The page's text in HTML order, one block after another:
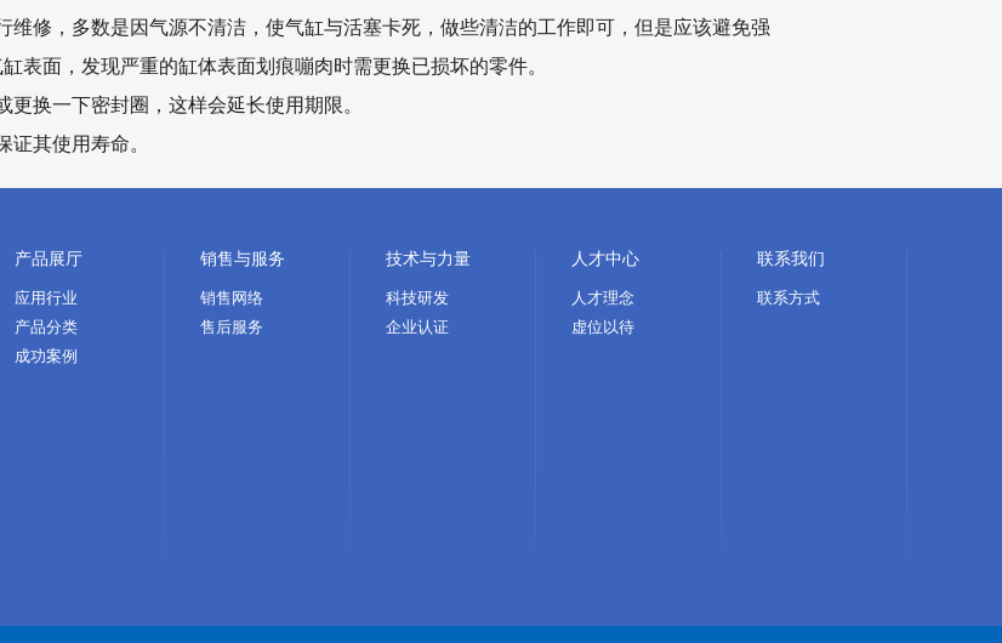
修，多数是因气源不清洁，使气缸与活塞卡死，做些清洁的工作即可，但是应该避免强
表面，发现严重的缸体表面划痕嘣肉时需更换已损坏的零件。
换一下密封圈，这样会延长使用期限。
其使用寿命。
产品展厅
应用行业
产品分类
成功案例
销售与服务
销售网络
售后服务
技术与力量
科技研发
企业认证
人才中心
人才理念
虚位以待
联系我们
联系方式